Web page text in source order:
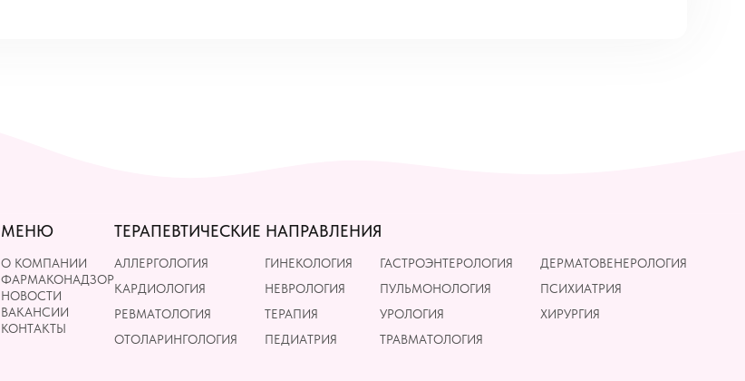
МЕНЮ
О КОМПАНИИ
ФАРМАКОНАДЗОР
НОВОСТИ
ВАКАНСИИ
КОНТАКТЫ
ТЕРАПЕВТИЧЕСКИЕ НАПРАВЛЕНИЯ
АЛЛЕРГОЛОГИЯ ГИНЕКОЛОГИЯ ГАСТРОЭНТЕРОЛОГИЯ
ДЕРМАТОВЕНЕРОЛОГИЯ
КАРДИОЛОГИЯ
НЕВРОЛОГИЯ ПУЛЬМОНОЛОГИЯ
ПСИХИАТРИЯ
РЕВМАТОЛОГИЯ
ТЕРАПИЯ УРОЛОГИЯ
ХИРУРГИЯ
ОТОЛАРИНГОЛОГИЯ
ПЕДИАТРИЯ ТРАВМАТОЛОГИЯ